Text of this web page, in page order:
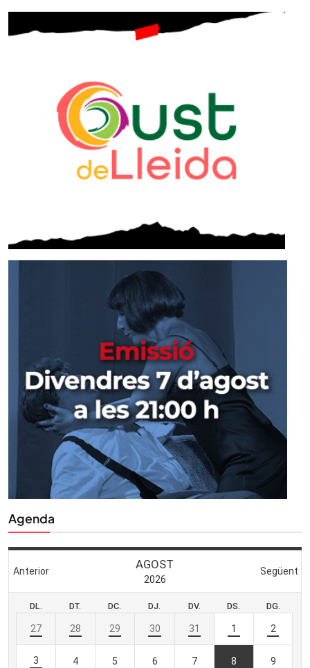
Agenda
SUBSCRIU-TE